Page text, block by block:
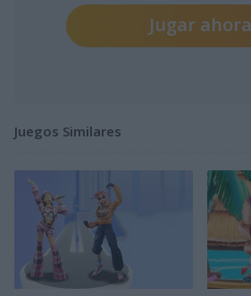
Jugar ahora
Juegos Similares